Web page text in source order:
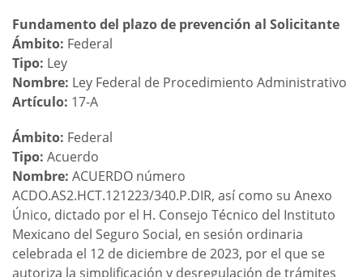
Fundamento del plazo de prevención al Solicitante
Ámbito: Federal
Tipo: Ley
Nombre: Ley Federal de Procedimiento Administrativo
Artículo: 17-A
Ámbito: Federal
Tipo: Acuerdo
Nombre: ACUERDO número
ACDO.AS2.HCT.121223/340.P.DIR, así como su Anexo
Único, dictado por el H. Consejo Técnico del Instituto
Mexicano del Seguro Social, en sesión ordinaria
celebrada el 12 de diciembre de 2023, por el que se
autoriza la simplificación y desregulación de trámites